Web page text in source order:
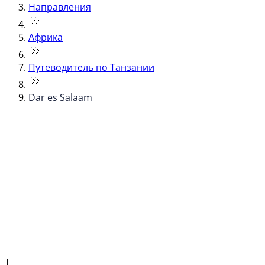
Направления
Африка
Путеводитель по Танзании
Dar es Salaam
|